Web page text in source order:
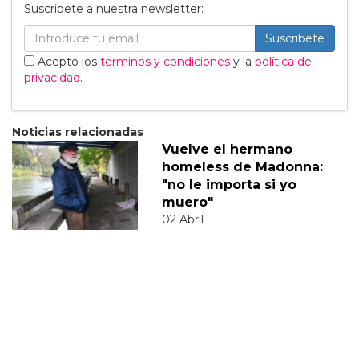
Suscribete a nuestra newsletter:
Suscribete
Acepto los terminos y condiciones y la política de
privacidad.
Noticias relacionadas
Vuelve el hermano
homeless de Madonna:
"no le importa si yo
muero"
02 Abril